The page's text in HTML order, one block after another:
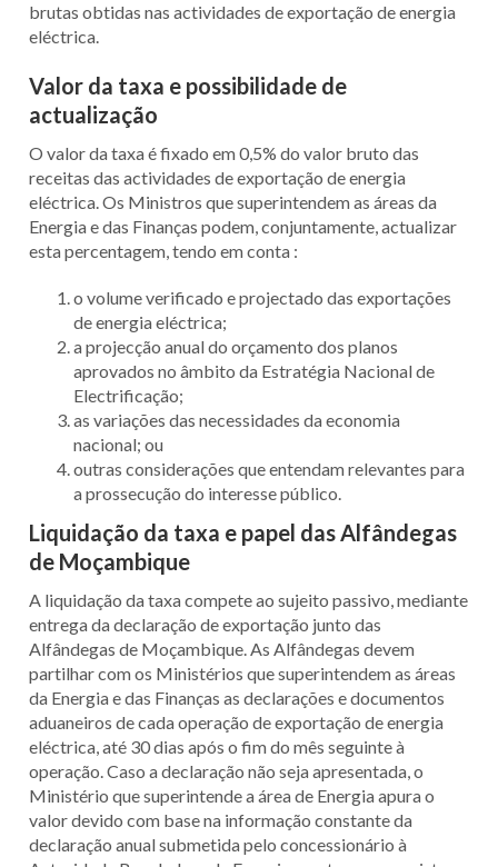
brutas obtidas nas actividades de exportação de energia
eléctrica.
Valor da taxa e possibilidade de
actualização
O valor da taxa é fixado em 0,5% do valor bruto das
receitas das actividades de exportação de energia
eléctrica. Os Ministros que superintendem as áreas da
Energia e das Finanças podem, conjuntamente, actualizar
esta percentagem, tendo em conta :
o volume verificado e projectado das exportações
de energia eléctrica;
a projecção anual do orçamento dos planos
aprovados no âmbito da Estratégia Nacional de
Electrificação;
as variações das necessidades da economia
nacional; ou
outras considerações que entendam relevantes para
a prossecução do interesse público.
Liquidação da taxa e papel das Alfândegas
de Moçambique
A liquidação da taxa compete ao sujeito passivo, mediante
entrega da declaração de exportação junto das
Alfândegas de Moçambique. As Alfândegas devem
partilhar com os Ministérios que superintendem as áreas
da Energia e das Finanças as declarações e documentos
aduaneiros de cada operação de exportação de energia
eléctrica, até 30 dias após o fim do mês seguinte à
operação. Caso a declaração não seja apresentada, o
Ministério que superintende a área de Energia apura o
valor devido com base na informação constante da
declaração anual submetida pelo concessionário à